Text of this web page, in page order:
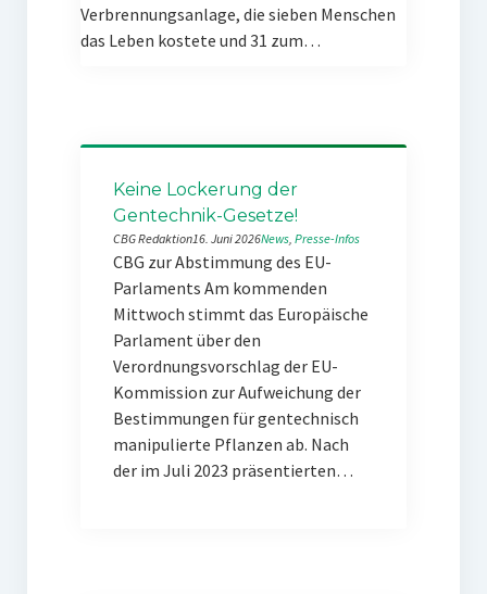
Verbrennungsanlage, die sieben Menschen
das Leben kostete und 31 zum…
Keine Lockerung der
Gentechnik-Gesetze!
CBG Redaktion16. Juni 2026News, Presse-Infos
CBG zur Abstimmung des EU-
Parlaments Am kommenden
Mittwoch stimmt das Europäische
Parlament über den
Verordnungsvorschlag der EU-
Kommission zur Aufweichung der
Bestimmungen für gentechnisch
manipulierte Pflanzen ab. Nach
der im Juli 2023 präsentierten…